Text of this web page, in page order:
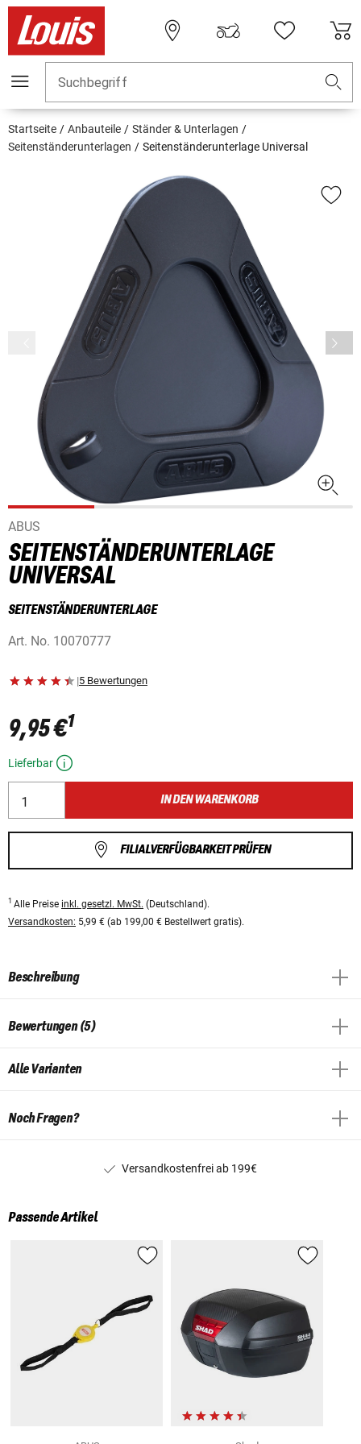
Suchbegriff
Startseite Anbauteile
Ständer & Unterlagen
Seitenständerunterlagen
Seitenständerunterlage Universal
ABUS
SEITENSTÄNDERUNTERLAGE
UNIVERSAL
SEITENSTÄNDERUNTERLAGE
Art. No. 10070777
|5 Bewertungen
9,95 €1
Lieferbar
IN DEN WARENKORB
FILIALVERFÜGBARKEIT PRÜFEN
1 Alle Preise inkl. gesetzl. MwSt. (Deutschland).
Versandkosten: 5,99 € (ab 199,00 € Bestellwert gratis).
Beschreibung
Bewertungen (5)
Alle Varianten
Noch Fragen?
Versandkostenfrei ab 199€
Passende Artikel